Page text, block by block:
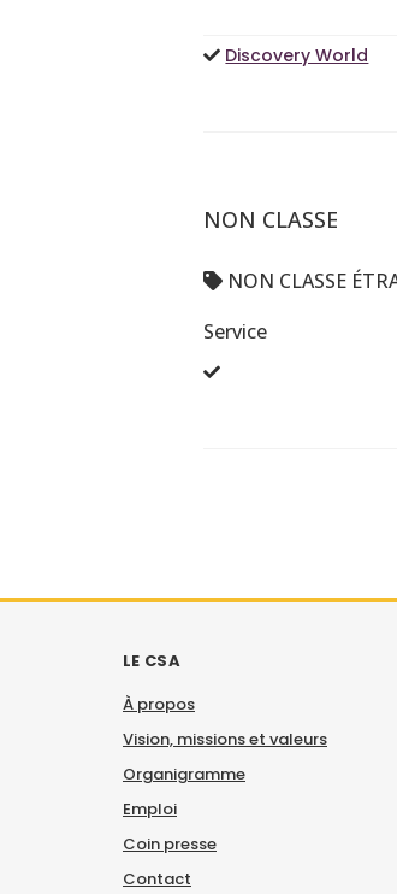
Discovery World
NON CLASSE
NON CLASSE
Service
LE CSA
À propos
Vision, missions et valeurs
Organigramme
Emploi
Coin presse
Contact